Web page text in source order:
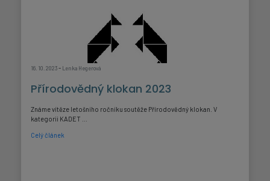
16. 10. 2023- Lenka Hegerová
Přírodovědný klokan 2023
Známe vítěze letošního ročníku soutěže Přírodovědný klokan. V
kategorii KADET ...
Celý článek